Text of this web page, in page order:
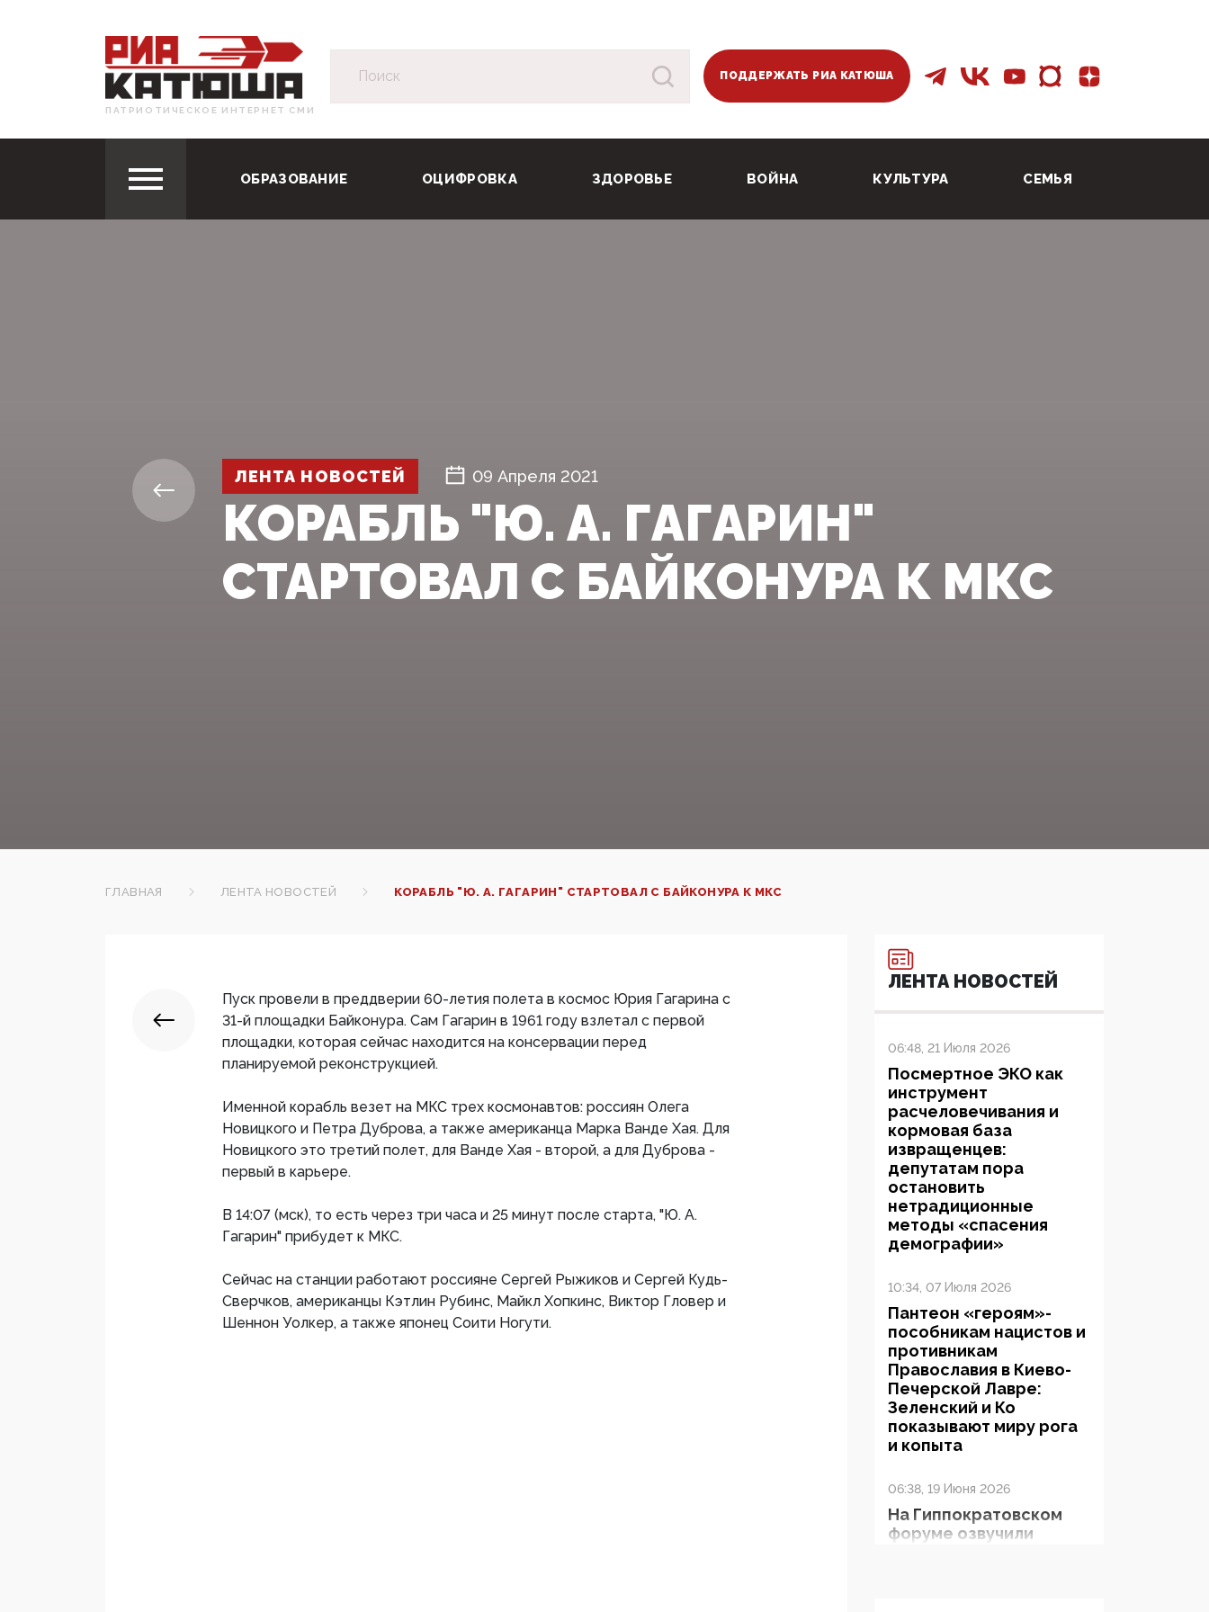
ПАТРИОТИЧЕСКОЕ ИНТЕРНЕТ СМИ
ПОДДЕРЖАТЬ РИА КАТЮША
ОБРАЗОВАНИЕ ОЦИФРОВКА ЗДОРОВЬЕ ВОЙНА КУЛЬТУРА СЕМЬЯ
ЛЕНТА НОВОСТЕЙ 09 Апреля 2021
КОРАБЛЬ "Ю. А. ГАГАРИН"
СТАРТОВАЛ С БАЙКОНУРА К МКС
ГЛАВНАЯ ЛЕНТА НОВОСТЕЙ КОРАБЛЬ "Ю. А. ГАГАРИН" СТАРТОВАЛ С БАЙКОНУРА К МКС
Пуск провели в преддверии 60-летия полета в космос Юрия Гагарина с
31-й площадки Байконура. Сам Гагарин в 1961 году взлетал с первой
площадки, которая сейчас находится на консервации перед
планируемой реконструкцией.
Именной корабль везет на МКС трех космонавтов: россиян Олега
Новицкого и Петра Дуброва, а также американца Марка Ванде Хая. Для
Новицкого это третий полет, для Ванде Хая - второй, а для Дуброва -
первый в карьере.
В 14:07 (мск), то есть через три часа и 25 минут после старта, "Ю. А.
Гагарин" прибудет к МКС.
Сейчас на станции работают россияне Сергей Рыжиков и Сергей Кудь-
Сверчков, американцы Кэтлин Рубинс, Майкл Хопкинс, Виктор Гловер и
Шеннон Уолкер, а также японец Соити Ногути.
ЛЕНТА НОВОСТЕЙ
06:48, 21 Июля 2026
Посмертное ЭКО как
инструмент
расчеловечивания и
кормовая база
извращенцев:
депутатам пора
остановить
нетрадиционные
методы «спасения
демографии»
10:34, 07 Июля 2026
Пантеон «героям»-
пособникам нацистов и
противникам
Православия в Киево-
Печерской Лавре:
Зеленский и Ко
показывают миру рога
и копыта
06:38, 19 Июня 2026
На Гиппократовском
форуме озвучили